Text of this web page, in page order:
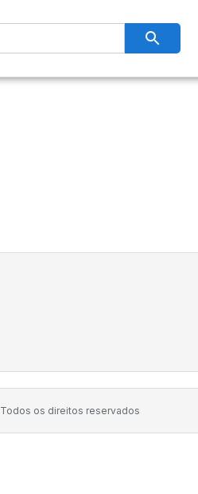
Todos os direitos reservados